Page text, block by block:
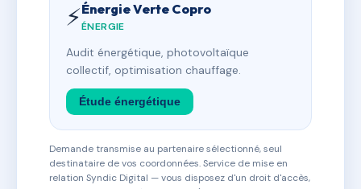
⚡Énergie Verte Copro
ÉNERGIE
Audit énergétique, photovoltaïque
collectif, optimisation chauffage.
Étude énergétique
Demande transmise au partenaire sélectionné, seul
destinataire de vos coordonnées. Service de mise en
relation Syndic Digital — vous disposez d'un droit d'accès,